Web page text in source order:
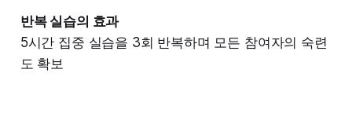
반복 실습의 효과
5시간 집중 실습을 3회 반복하며 모든 참여자의 숙련
도 확보